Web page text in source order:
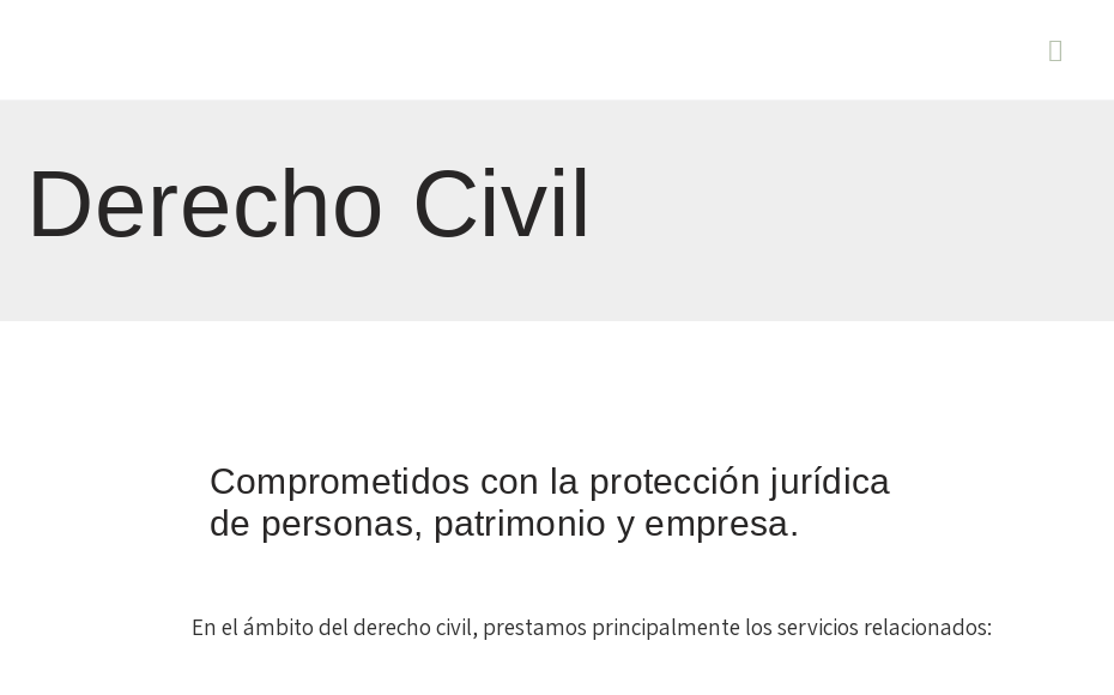
Derecho Civil
Comprometidos con la protección jurídica
de personas, patrimonio y empresa.
En el ámbito del derecho civil, prestamos principalmente los servicios relacionados: